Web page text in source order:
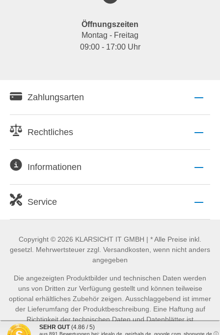
Öffnungszeiten
Montag - Freitag
09:00 - 17:00 Uhr
Zahlungsarten
Rechtliches
Informationen
Service
Copyright © 2026 KLARSICHT IT GMBH | * Alle Preise inkl.
gesetzl. Mehrwertsteuer zzgl. Versandkosten, wenn nicht anders
angegeben
Die angezeigten Produktbilder und technischen Daten werden
uns von Dritten zur Verfügung gestellt und können teilweise
optional erhältliches Zubehör zeigen. Ausschlaggebend ist immer
der Lieferumfang der Produktbeschreibung. Eine Haftung auf
Richtigkeit der technischen Daten und Datenblätter ist
ausgeschlossen.
SEHR GUT (4.86 / 5)
aus 891 Bewertungen bei: idealo.de, geizhals.de, google.com, shopvote.de ⓘ